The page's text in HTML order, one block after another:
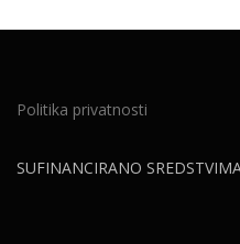
Politika privatnosti
SUFINANCIRANO